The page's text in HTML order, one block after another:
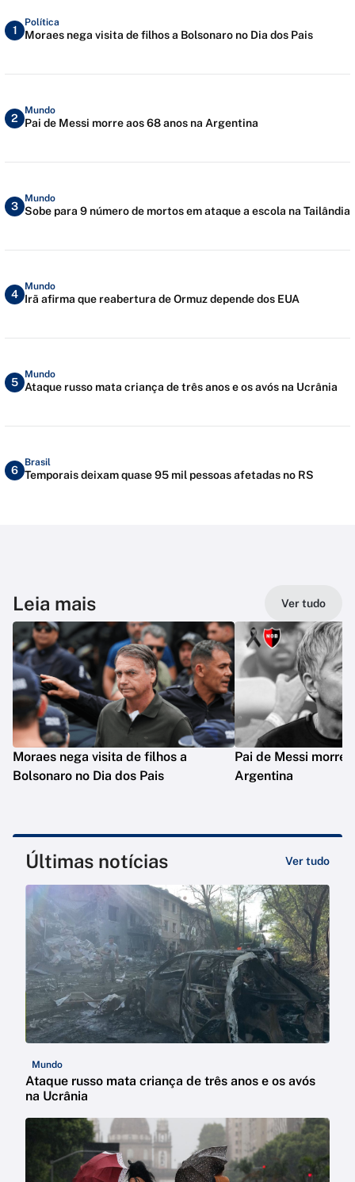
1
Política
Moraes nega visita de filhos a Bolsonaro no Dia dos Pais
2
Mundo
Pai de Messi morre aos 68 anos na Argentina
3
Mundo
Sobe para 9 número de mortos em ataque a escola na Tailândia
4
Mundo
Irã afirma que reabertura de Ormuz depende dos EUA
5
Mundo
Ataque russo mata criança de três anos e os avós na Ucrânia
6
Brasil
Temporais deixam quase 95 mil pessoas afetadas no RS
Leia mais Ver tudo
Moraes nega visita de filhos a
Bolsonaro no Dia dos Pais
Pai de Messi morre
Argentina
Últimas notícias Ver tudo
Mundo
Ataque russo mata criança de três anos e os avós
na Ucrânia